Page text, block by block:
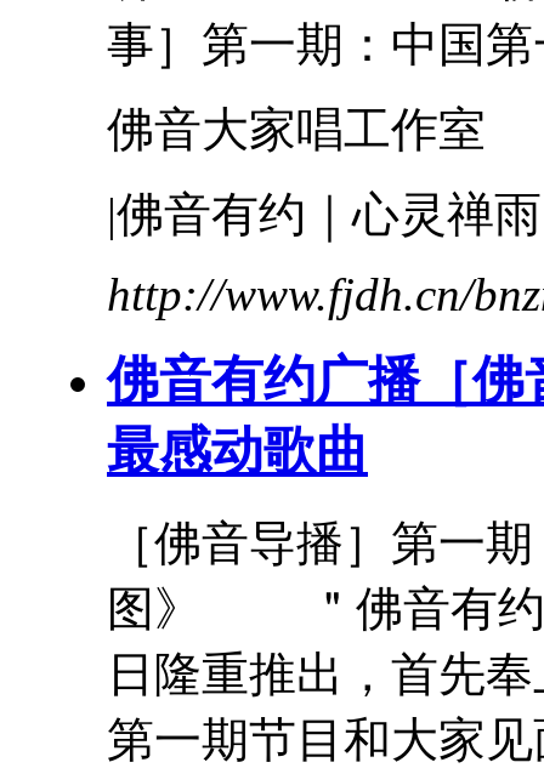
事］第一期：中国
佛音大家唱工作室
|佛音有约｜心灵禅
http://www.fjdh.cn/
佛音有约广播［佛
最感动歌曲
［佛音导播］第一
图》 ＂佛音有约
日隆重推出，首先
第一期节目和大家